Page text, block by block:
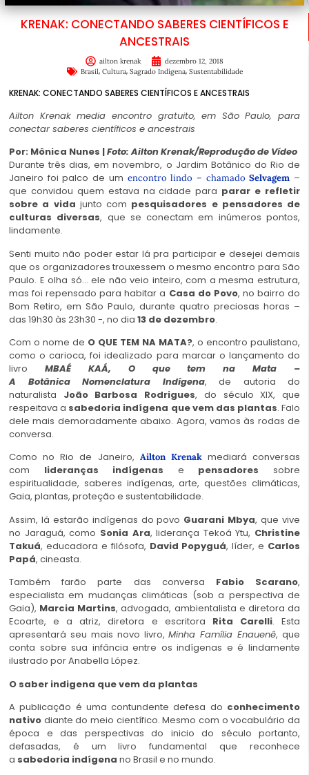
KRENAK: CONECTANDO SABERES CIENTÍFICOS E
ANCESTRAIS
ailton krenak
dezembro 12, 2018
Brasil, Cultura, Sagrado Indígena, Sustentabilidade
KRENAK: CONECTANDO SABERES CIENTÍFICOS E ANCESTRAIS
Ailton Krenak media encontro gratuito, em São Paulo, para
conectar saberes científicos e ancestrais
Por: Mônica Nunes |Foto: Ailton Krenak/Reprodução de Vídeo
Durante três dias, em novembro, o Jardim Botânico do Rio de
Janeiro foi palco de um encontro lindo – chamadoSelvagem –
que convidou quem estava na cidade para parar e refletir
sobre a vida junto com pesquisadores e pensadores de
culturas diversas, que se conectam em inúmeros pontos,
lindamente.
Senti muito não poder estar lá pra participar e desejei demais
que os organizadores trouxessem o mesmo encontro para São
Paulo. E olha só… ele não veio inteiro, com a mesma estrutura,
mas foi repensado para habitar a Casa do Povo, no bairro do
Bom Retiro, em São Paulo, durante quatro preciosas horas –
das 19h30 às 23h30 -, no dia 13 de dezembro.
Com o nome de O QUE TEM NA MATA?, o encontro paulistano,
como o carioca, foi idealizado para marcar o lançamento do
livro MBAÉ KAÁ, O que tem na Mata –
A Botânica Nomenclatura Indígena, de autoria do
naturalista João Barbosa Rodrigues, do século XIX, que
respeitava a sabedoria indígena que vem das plantas. Falo
dele mais demoradamente abaixo. Agora, vamos às rodas de
conversa.
Como no Rio de Janeiro, Ailton Krenakmediará conversas
com lideranças indígenas e pensadores sobre
espiritualidade, saberes indígenas, arte, questões climáticas,
Gaia, plantas, proteção e sustentabilidade.
Assim, lá estarão indígenas do povo Guarani Mbya, que vive
no Jaraguá, como Sonia Ara, liderança Tekoá Ytu, Christine
Takuá, educadora e filósofa, David Popyguá, líder, e Carlos
Papá, cineasta.
Também farão parte das conversa Fabio Scarano,
especialista em mudanças climáticas (sob a perspectiva de
Gaia), Marcia Martins, advogada, ambientalista e diretora da
Ecoarte, e a atriz, diretora e escritora Rita Carelli. Esta
apresentará seu mais novo livro,Minha Família Enauenê, que
conta sobre sua infância entre os indígenas e é lindamente
ilustrado por Anabella López.
O saber indigena que vem da plantas
A publicação é uma contundente defesa do conhecimento
nativo diante do meio científico. Mesmo com o vocabulário da
época e das perspectivas do inicio do século portanto,
defasadas, é um livro fundamental que reconhece
a sabedoria indígena no Brasil e no mundo.